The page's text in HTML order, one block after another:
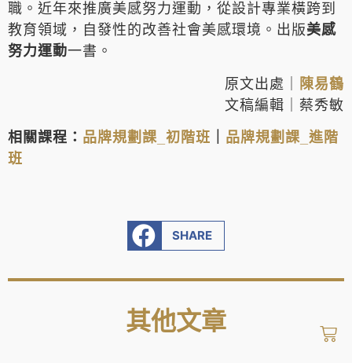
職。近年來推廣美感努力運動，從設計專業橫跨到
教育領域，自發性的改善社會美感環境。出版美感
努力運動一書。
原文出處｜
陳易鶴
文稿編輯｜蔡秀敏
相關課程： 品牌規劃課_初階班
品牌規劃課_進階
班
SHARE
其他文章